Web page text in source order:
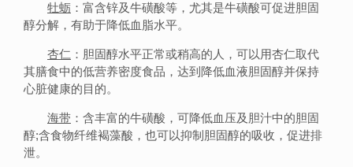
牡蛎 ：富含锌及牛磺酸等，尤其是牛磺酸可促进胆固
醇分解，有助于降低血脂水平。
杏仁 ：胆固醇水平正常或稍高的人，可以用杏仁取代
其膳食中的低营养密度食品，达到降低血液胆固醇并保持
心脏健康的目的。
海带 ：含丰富的牛磺酸，可降低血压及胆汁中的胆固
醇;含食物纤维褐藻酸，也可以抑制胆固醇的吸收，促进排
泄。